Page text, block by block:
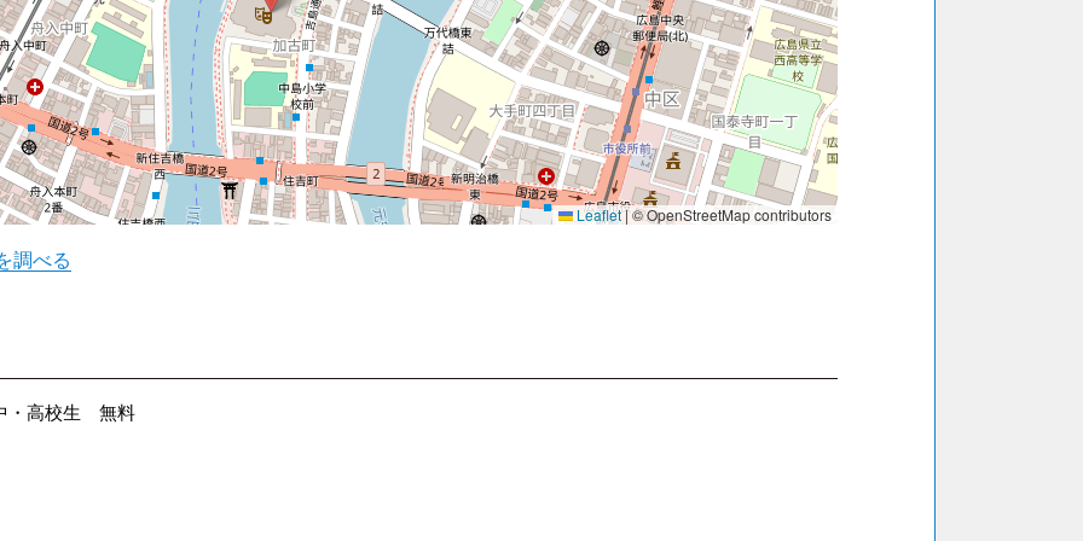
Leaflet|© OpenStreetMap contributors
調べる
・高校生 無料